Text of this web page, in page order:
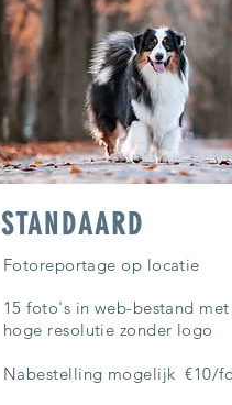
STANDAARD
Fotoreportage op locatie
15 foto's in web-bestand
hoge resolutie zonder logo
Nabestelling mogelijk €10/